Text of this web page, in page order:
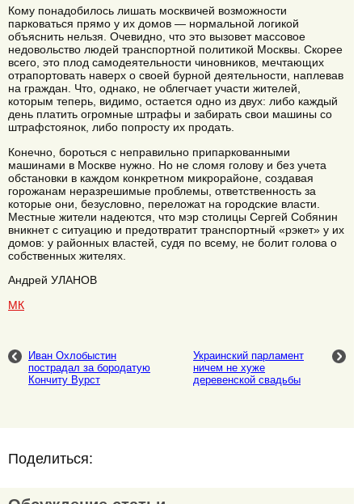
Кому понадобилось лишать москвичей возможности
парковаться прямо у их домов — нормальной логикой
объяснить нельзя. Очевидно, что это вызовет массовое
недовольство людей транспортной политикой Москвы. Скорее
всего, это плод самодеятельности чиновников, мечтающих
отрапортовать наверх о своей бурной деятельности, наплевав
на граждан. Что, однако, не облегчает участи жителей,
которым теперь, видимо, остается одно из двух: либо каждый
день платить огромные штрафы и забирать свои машины со
штрафстоянок, либо попросту их продать.
Конечно, бороться с неправильно припаркованными
машинами в Москве нужно. Но не сломя голову и без учета
обстановки в каждом конкретном микрорайоне, создавая
горожанам неразрешимые проблемы, ответственность за
которые они, безусловно, переложат на городские власти.
Местные жители надеются, что мэр столицы Сергей Собянин
вникнет с ситуацию и предотвратит транспортный «рэкет» у их
домов: у районных властей, судя по всему, не болит голова о
собственных жителях.
Андрей УЛАНОВ
МК
Иван Охлобыстин
пострадал за бородатую
Кончиту Вурст
Украинский парламент
ничем не хуже
деревенской свадьбы
Поделиться: